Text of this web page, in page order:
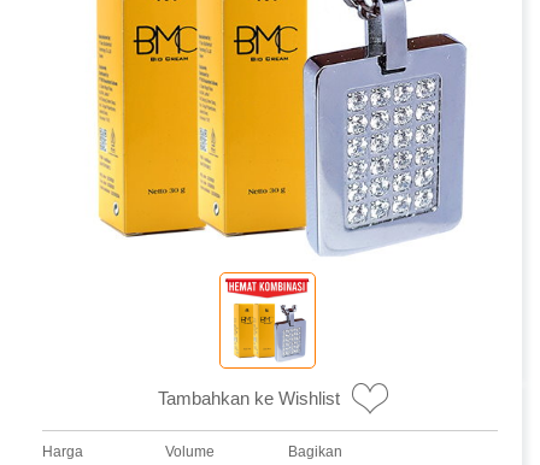
Tambahkan ke Wishlist
Harga Volume Bagikan